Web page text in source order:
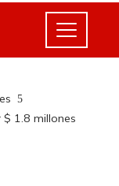
1.8 millones